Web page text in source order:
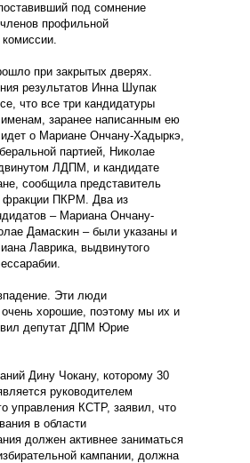
под сомнение
профильной
при закрытых дверях.
результатов Инна Шупак
что все три кандидатуры
именам, заранее написанным ею
о Мариане Ончану-Хадыркэ,
партией, Николае
ЛДПМ, и кандидате
сообщила представитель
фракции ПКРМ. Два из
– Мариана Ончану-
Дамаскин – были указаны и
Лаврика, выдвинутого
Эти люди
очень хорошие, поэтому мы их и
депутат ДПМ Юрие
Дину Чокану, которому 30
руководителем
управления КСТР, заявил, что
в области
должен активнее заниматься
кампании, должна